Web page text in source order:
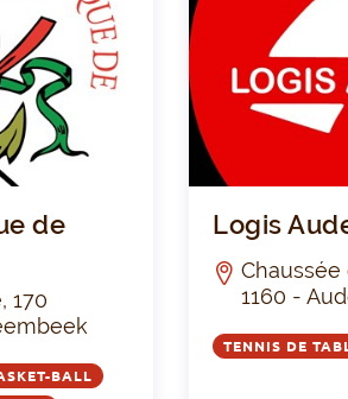
LUB
de
170
BALL
Logis
Chaussée
1160 -
TENNIS DE